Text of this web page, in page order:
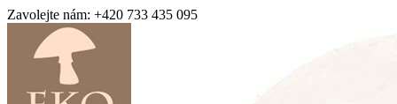
Zavolejte nám: +420 733 435 095